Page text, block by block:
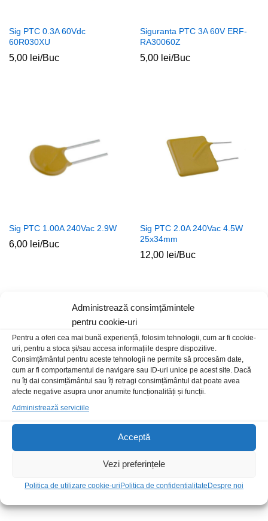
Administrează consimțămintele
pentru cookie-uri
Pentru a oferi cea mai bună experiență, folosim tehnologii, cum ar fi cookie-
uri, pentru a stoca și/sau accesa informațiile despre dispozitive.
Consimțământul pentru aceste tehnologii ne permite să procesăm date,
cum ar fi comportamentul de navigare sau ID-uri unice pe acest site. Dacă
nu îți dai consimțământul sau îți retragi consimțământul dat poate avea
afecte negative asupra unor anumite funcționalități și funcții.
Administrează serviciile
Acceptă
Vezi preferințele
Politica de utilizare cookie-uriPolitica de confidentialitateDespre noi
Sig PTC 0.3A 60Vdc
60R030XU
5,00 lei/Buc
Siguranta PTC 3A 60V ERF-
RA30060Z
5,00 lei/Buc
Sig PTC 1.00A 240Vac 2.9W
6,00 lei/Buc
Sig PTC 2.0A 240Vac 4.5W
25x34mm
12,00 lei/Buc
Livrare rapida
Posibilitate retur
Suport telefonic